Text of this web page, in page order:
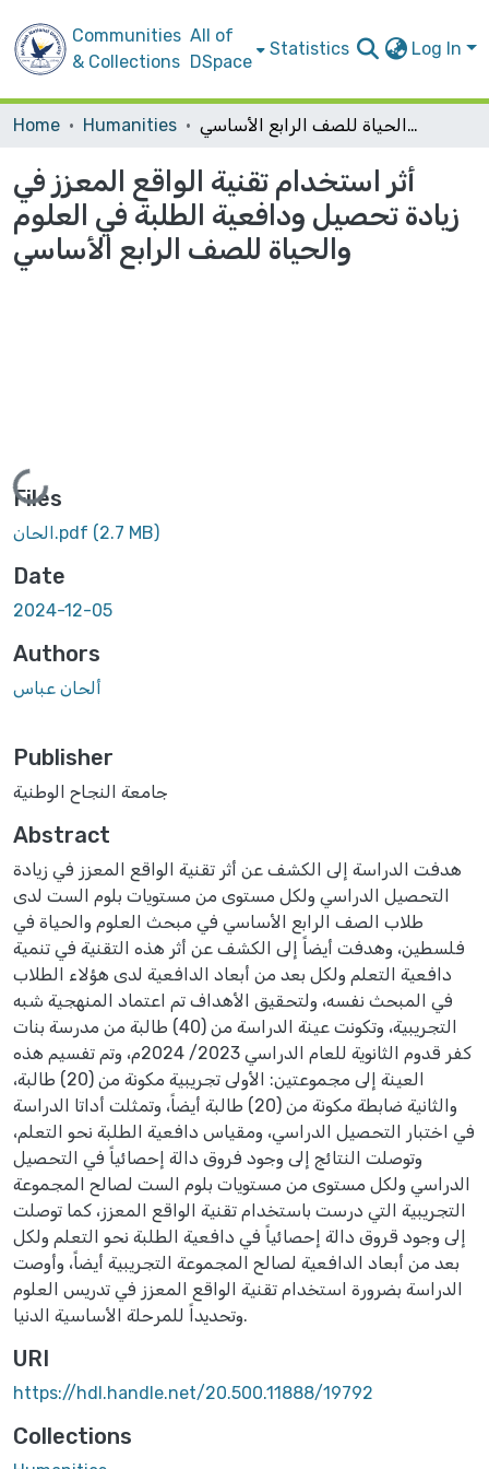
Communities
& Collections
All of
DSpace
Statistics Log In
Home Humanities أثر استخدام تقنية الواقع المعزز في زيادة تحصيل ودافعية الطلبة في العلوم والحياة للصف الرابع الأساسي
أثر استخدام تقنية الواقع المعزز في
زيادة تحصيل ودافعية الطلبة في العلوم
والحياة للصف الرابع الأساسي
Loading...
Files
الحان.pdf (2.7 MB)
Date
2024-12-05
Authors
ألحان عباس
Publisher
جامعة النجاح الوطنية
Abstract
هدفت الدراسة إلى الكشف عن أثر تقنية الواقع المعزز في زيادة
التحصيل الدراسي ولكل مستوى من مستويات بلوم الست لدى
طلاب الصف الرابع الأساسي في مبحث العلوم والحياة في
فلسطين، وهدفت أيضاً إلى الكشف عن أثر هذه التقنية في تنمية
دافعية التعلم ولكل بعد من أبعاد الدافعية لدى هؤلاء الطلاب
في المبحث نفسه، ولتحقيق الأهداف تم اعتماد المنهجية شبه
التجريبية، وتكونت عينة الدراسة من (40) طالبة من مدرسة بنات
كفر قدوم الثانوية للعام الدراسي 2023/ 2024م، وتم تفسيم هذه
العينة إلى مجموعتين: الأولى تجريبية مكونة من (20) طالبة،
والثانية ضابطة مكونة من (20) طالبة أيضاً، وتمثلت أداتا الدراسة
في اختبار التحصيل الدراسي، ومقياس دافعية الطلبة نحو التعلم،
وتوصلت النتائج إلى وجود فروق دالة إحصائياً في التحصيل
الدراسي ولكل مستوى من مستويات بلوم الست لصالح المجموعة
التجريبية التي درست باستخدام تقنية الواقع المعزز، كما توصلت
إلى وجود قروق دالة إحصائياً في دافعية الطلبة نحو التعلم ولكل
بعد من أبعاد الدافعية لصالح المجموعة التجريبية أيضاً، وأوصت
الدراسة بضرورة استخدام تقنية الواقع المعزز في تدريس العلوم
وتحديداً للمرحلة الأساسية الدنيا.
URI
https://hdl.handle.net/20.500.11888/19792
Collections